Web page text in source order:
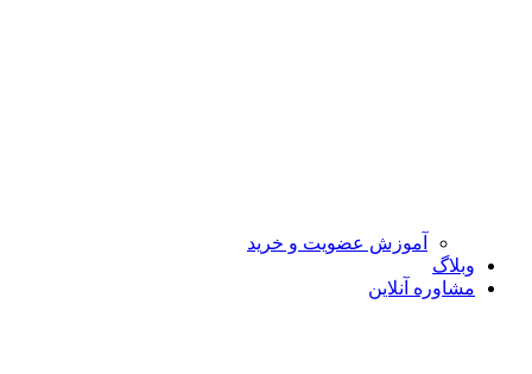
آموزش عضویت و خرید
وبلاگ
مشاوره آنلاین